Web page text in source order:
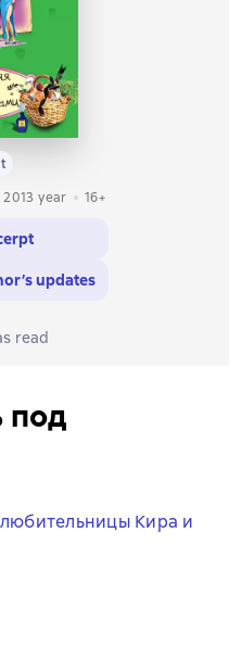
2013 year 16+
updates
read
под
Кира и